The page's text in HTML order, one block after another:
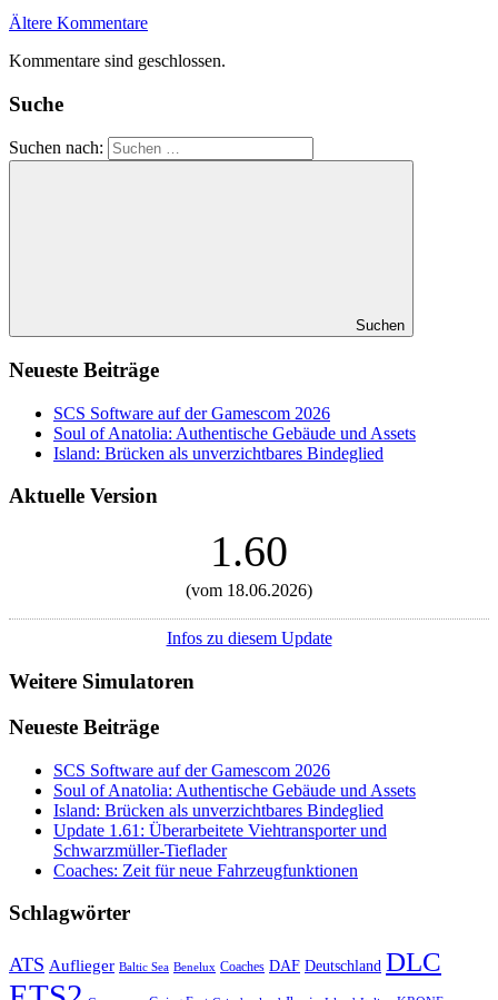
Ältere Kommentare
Kommentare sind geschlossen.
Suche
Suchen nach:
Suchen
Neueste Beiträge
SCS Software auf der Gamescom 2026
Soul of Anatolia: Authentische Gebäude und Assets
Island: Brücken als unverzichtbares Bindeglied
Aktuelle Version
1.60
(vom 18.06.2026)
Infos zu diesem Update
Weitere Simulatoren
Neueste Beiträge
SCS Software auf der Gamescom 2026
Soul of Anatolia: Authentische Gebäude und Assets
Island: Brücken als unverzichtbares Bindeglied
Update 1.61: Überarbeitete Viehtransporter und
Schwarzmüller-Tieflader
Coaches: Zeit für neue Fahrzeugfunktionen
Schlagwörter
ATS Auflieger Baltic Sea Benelux Coaches DAF Deutschland DLC